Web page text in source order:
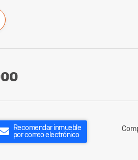
Recomendar inmueble
por correo electrónico